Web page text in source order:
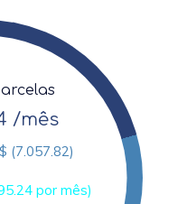
/mês
(7.057.82)
por mês)